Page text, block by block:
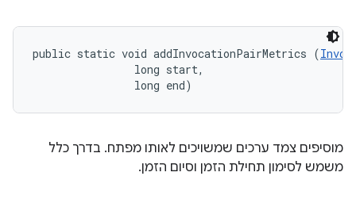
public static void addInvocationPairMetrics (
                long start,
                long end)
מוסיפים צמד ערכים שמשויכים לאותו מפתח. בדרך כלל
משמש לסימון תחילת הזמן וסיום הזמן.